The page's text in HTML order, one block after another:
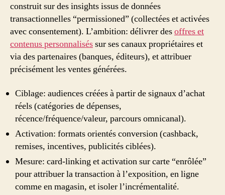
construit sur des insights issus de données
transactionnelles “permissioned” (collectées et activées
avec consentement). L’ambition: délivrer desoffres et
contenus personnaliséssur ses canaux propriétaires et
via des partenaires (banques, éditeurs), et attribuer
précisément les ventes générées.
Ciblage: audiences créées à partir de signaux d’achat
réels (catégories de dépenses,
récence/fréquence/valeur, parcours omnicanal).
Activation: formats orientés conversion (cashback,
remises, incentives, publicités ciblées).
Mesure: card-linking et activation sur carte “enrôlée”
pour attribuer la transaction à l’exposition, en ligne
comme en magasin, et isoler l’incrémentalité.